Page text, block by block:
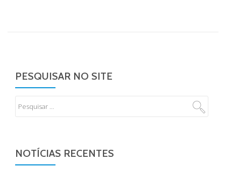
PESQUISAR NO SITE
NOTÍCIAS RECENTES